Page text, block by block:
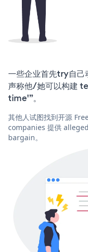
一些企业首先try自
声称他/她可以构建
time'”。
其他人试图找到开源
companies 提供
bargain。